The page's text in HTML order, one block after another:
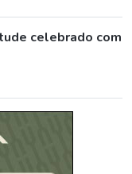
celebrado com